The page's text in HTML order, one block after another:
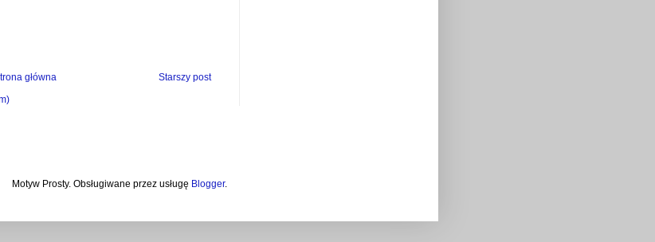
Starszy post
główna
Motyw Prosty. Obsługiwane przez usługę Blogger.